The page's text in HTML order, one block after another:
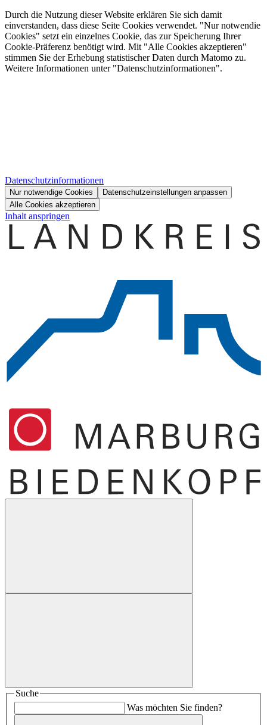
Durch die Nutzung dieser Website erklären Sie sich damit
einverstanden, dass diese Seite Cookies verwendet. "Nur notwendie
Cookies" setzt ein einzelnes Cookie, das zur Speicherung Ihrer
Cookie-Präferenz benötigt wird. Mit "Alle Cookies akzeptieren"
stimmen Sie der Erhebung statistischer Daten durch Matomo zu.
Weitere Informationen unter "Datenschutzinformationen".
Datenschutzinformationen
Nur notwendige Cookies
Datenschutzeinstellungen anpassen
Alle Cookies akzeptieren
Inhalt anspringen
Suche
Was möchten Sie finden?